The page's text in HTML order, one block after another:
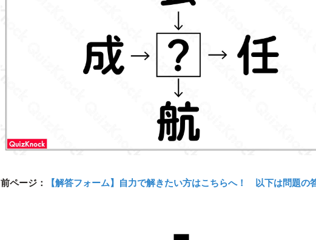
前ページ： 【解答フォーム】自力で解きたい方はこちらへ！ 以下は問題の